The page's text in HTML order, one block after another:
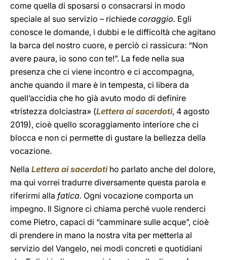
come quella di sposarsi o consacrarsi in modo
speciale al suo servizio – richiede coraggio. Egli
conosce le domande, i dubbi e le difficoltà che agitano
la barca del nostro cuore, e perciò ci rassicura: “Non
avere paura, io sono con te!”. La fede nella sua
presenza che ci viene incontro e ci accompagna,
anche quando il mare è in tempesta, ci libera da
quell’accidia che ho già avuto modo di definire
«tristezza dolciastra» (Lettera ai sacerdoti, 4 agosto
2019), cioè quello scoraggiamento interiore che ci
blocca e non ci permette di gustare la bellezza della
vocazione.
Nella Lettera ai sacerdotiho parlato anche del dolore,
ma qui vorrei tradurre diversamente questa parola e
riferirmi alla fatica. Ogni vocazione comporta un
impegno. Il Signore ci chiama perché vuole renderci
come Pietro, capaci di “camminare sulle acque”, cioè
di prendere in mano la nostra vita per metterla al
servizio del Vangelo, nei modi concreti e quotidiani